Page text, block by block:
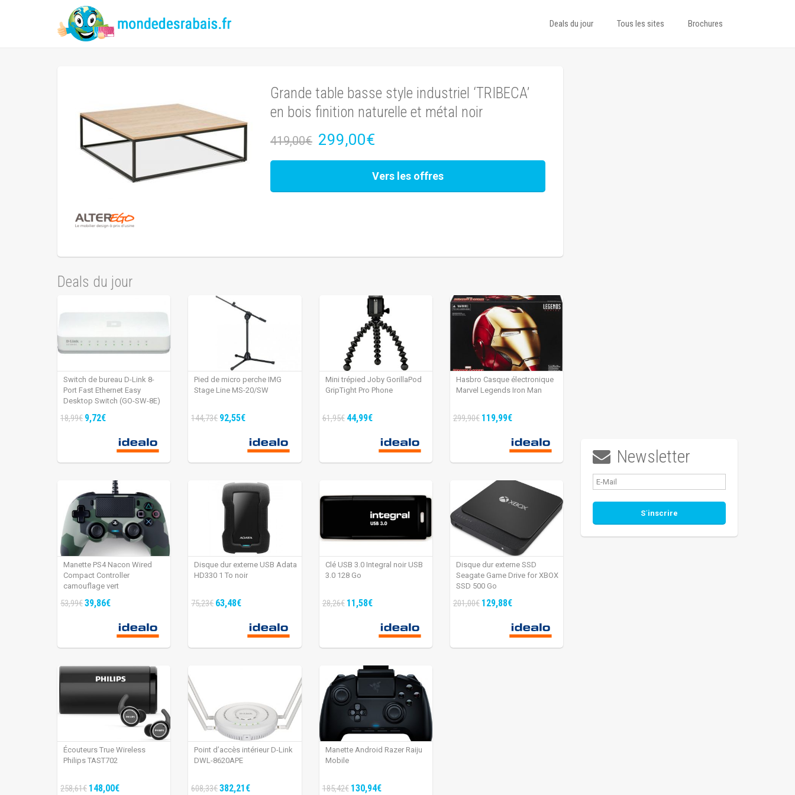
Deals du jour Tous les sites Brochures
Grande table basse style industriel ‘TRIBECA’
en bois finition naturelle et métal noir
419,00€ 299,00€
Vers les offres
Deals du jour
Switch de bureau D-Link 8-
Port Fast Ethernet Easy
Desktop Switch (GO-SW-8E)
18,99€ 9,72€
Pied de micro perche IMG
Stage Line MS-20/SW
144,73€ 92,55€
Mini trépied Joby GorillaPod
GripTight Pro Phone
61,95€ 44,99€
Hasbro Casque électronique
Marvel Legends Iron Man
299,90€ 119,99€
Manette PS4 Nacon Wired
Compact Controller
camouflage vert
53,99€39,86€
Disque dur externe USB Adata
HD330 1 To noir
75,23€ 63,48€
Clé USB 3.0 Integral noir USB
3.0 128 Go
28,26€ 11,58€
Disque dur externe SSD
Seagate Game Drive for XBOX
SSD 500 Go
201,00€ 129,88€
Écouteurs True Wireless
Philips TAST702
258,61€ 148,00€
Point d’accès intérieur D-Link
DWL-8620APE
608,33€382,21€
Manette Android Razer Raiju
Mobile
185,42€ 130,94€
 Newsletter